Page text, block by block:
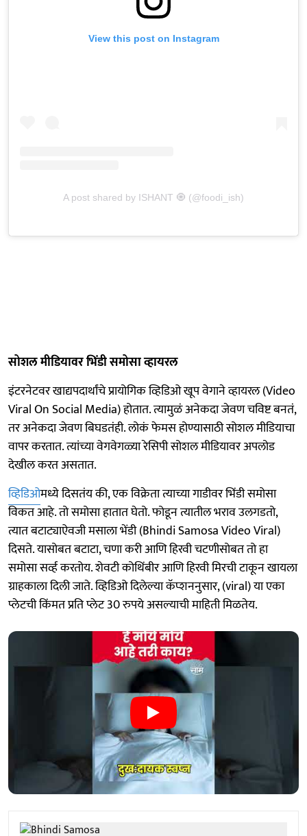
View this post on Instagram
A post shared by ISHANT 🧿 (@foodi_ish)
सोशल मीडियावर भिंडी समोसा व्हायरल
इंटरनेटवर खाद्यपदार्थांचे प्रायोगिक व्हिडिओ खूप वेगाने व्हायरल (Video
Viral On Social Media) होतात. त्यामुळं अनेकदा जेवण चविष्ट बनतं,
तर अनेकदा जेवण बिघडतंही. लोकं फेमस होण्यासाठी सोशल मीडियाचा
वापर करतात. त्यांच्या वेगवेगळ्या रेसिपी सोशल मीडियावर अपलोड
देखील करत असतात.
व्हिडिओमध्ये दिसतंय की, एक विक्रेता त्याच्या गाडीवर भिंडी समोसा
विकत आहे. तो समोसा हातात घेतो. फोडून त्यातील भराव उलगडतो,
त्यात बटाट्याऐवजी मसाला भेंडी (Bhindi Samosa Video Viral)
दिसते. यासोबत बटाटा, चणा करी आणि हिरवी चटणीसोबत तो हा
समोसा सर्व्ह करतोय. शेवटी कोथिंबीर आणि हिरवी मिरची टाकून खायला
ग्राहकाला दिली जाते. व्हिडिओ दिलेल्या कॅप्शननुसार, (viral) या एका
प्लेटची किंमत प्रति प्लेट 30 रुपये असल्याची माहिती मिळतेय.